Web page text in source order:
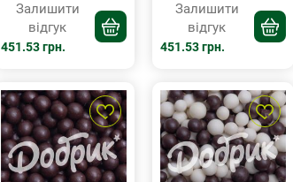
Залишити
відгук
451.53 грн.
Залишити
відгук
451.53 грн.